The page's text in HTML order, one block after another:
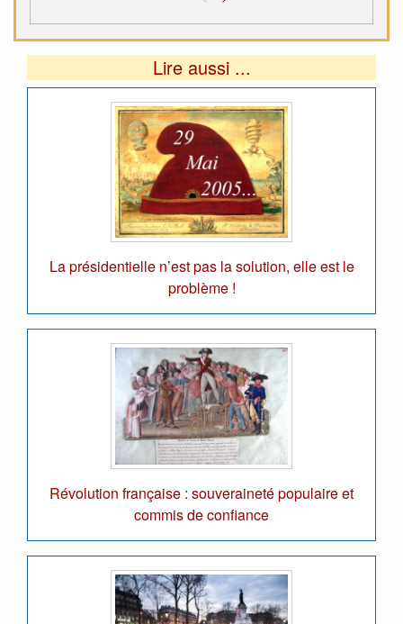
Lire aussi ...
La présidentielle n’est pas la solution, elle est le
problème !
Révolution française : souveraineté populaire et
commis de confiance